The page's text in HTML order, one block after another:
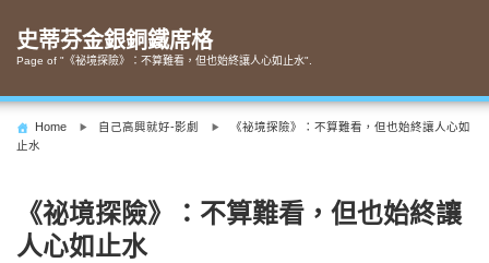
content
史蒂芬金銀銅鐵席格
Page of "《祕境探險》：不算難看，但也始終讓人心如止水".
Home 自己高興就好-影劇
《祕境探險》：不算難看，但也始終讓人心如
止水
《祕境探險》：不算難看，但也始終讓
人心如止水